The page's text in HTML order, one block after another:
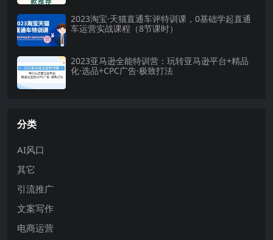
2023淘宝·天猫直通车评特训课，0基础学起直通
车运营实战课程（8节课时）
2023亚马逊全能特训营：玩转亚马逊平台+精品
化·选品+CPC广告·极致打法
分类
AI风口
其它
引流推广
文案写作
电商运营